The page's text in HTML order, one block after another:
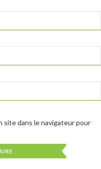
site dans le navigateur pour